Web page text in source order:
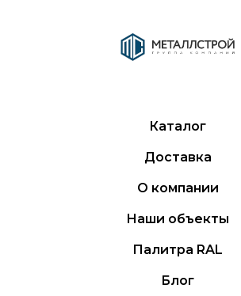
Каталог
Доставка
О компании
Наши объекты
Палитра RAL
Блог